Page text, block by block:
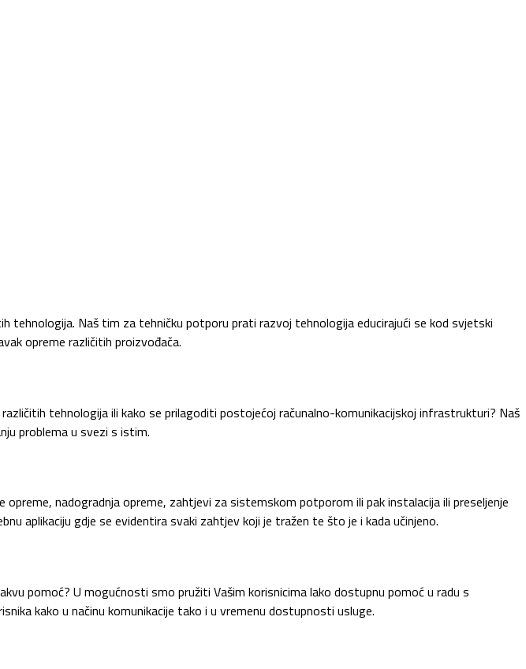
tehnologija. Naš tim za tehničku potporu prati razvoj tehnologija educirajući se kod svjetski
opreme različitih proizvođača.
tehnologija ili kako se prilagoditi postojećoj računalno-komunikacijskoj infrastrukturi? Naš
problema u svezi s istim.
nadogradnja opreme, zahtjevi za sistemskom potporom ili pak instalacija ili preseljenje
aplikaciju gdje se evidentira svaki zahtjev koji je tražen te što je i kada učinjeno.
pomoć? U mogućnosti smo pružiti Vašim korisnicima lako dostupnu pomoć u radu s
kako u načinu komunikacije tako i u vremenu dostupnosti usluge.